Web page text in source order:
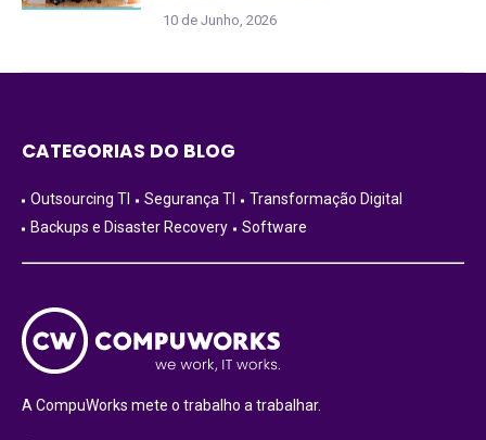
10 de Junho, 2026
CATEGORIAS DO BLOG
Outsourcing TI Segurança TI
Transformação Digital
Backups e Disaster Recovery
Software
A CompuWorks mete o trabalho a trabalhar.